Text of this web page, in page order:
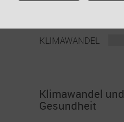
KLIMAWANDEL
Klimawandel und
Gesundheit